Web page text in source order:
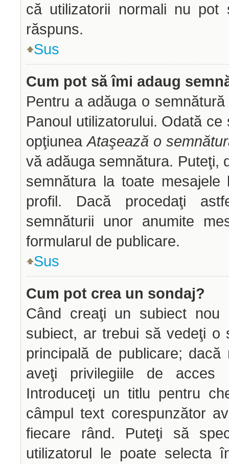
că utilizatorii normali nu
răspuns.
Sus
Cum pot să îmi adaug
Pentru a adăuga o
Panoul utilizatorului. Odată
opţiuneaAtaşează o
vă adăuga semnătura. Puteţi,
semnătura la toate mesajele
profil. Dacă procedaţi
semnăturii unor anumite
formularul de publicare.
Sus
Cum pot crea un sondaj?
Când creaţi un subiect nou
subiect, ar trebui să vedeţi o
principală de publicare;
aveţi privilegiile de acces
Introduceţi un titlu pentru
câmpul text corespunzător
fiecare rând. Puteţi să
utilizatorul le poate selecta